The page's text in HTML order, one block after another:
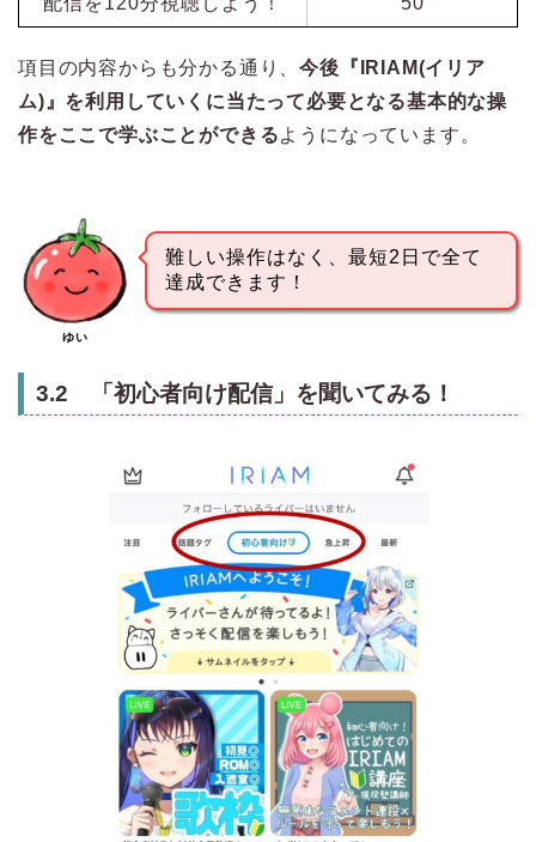
項目の内容からも分かる通り、今後『IRIAM(イリア
ム)』を利用していくに当たって必要となる基本的な操
作をここで学ぶことができるようになっています。
ゆい
難しい操作はなく、最短2日で全て
達成できます！
3.2 「初心者向け配信」を聞いてみる！